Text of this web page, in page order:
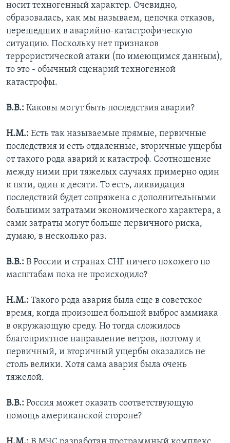
носит техногенный характер. Очевидно,
образовалась, как мы называем, цепочка отказов,
перешедших в аварийно-катастрофическую
ситуацию. Поскольку нет признаков
террористической атаки (по имеющимся данным),
то это - обычный сценарий техногенной
катастрофы.
В.В.: Каковы могут быть последствия аварии?
Н.М.: Есть так называемые прямые, первичные
последствия и есть отдаленные, вторичные ущербы
от такого рода аварий и катастроф. Соотношение
между ними при тяжелых случаях примерно один
к пяти, один к десяти. То есть, ликвидация
последствий будет сопряжена с дополнительными
большими затратами экономического характера, а
сами затраты могут больше первичного риска,
думаю, в несколько раз.
В.В.: В России и странах СНГ ничего похожего по
масштабам пока не происходило?
Н.М.: Такого рода авария была еще в советское
время, когда произошел большой выброс аммиака
в окружающую среду. Но тогда сложилось
благоприятное направление ветров, поэтому и
первичный, и вторичный ущербы оказались не
столь велики. Хотя сама авария была очень
тяжелой.
В.В.: Россия может оказать соответствующую
помощь американской стороне?